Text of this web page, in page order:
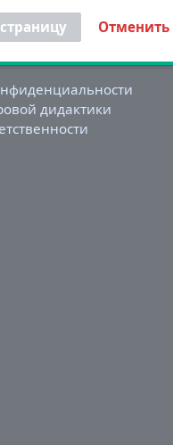
Отменить
дидактики